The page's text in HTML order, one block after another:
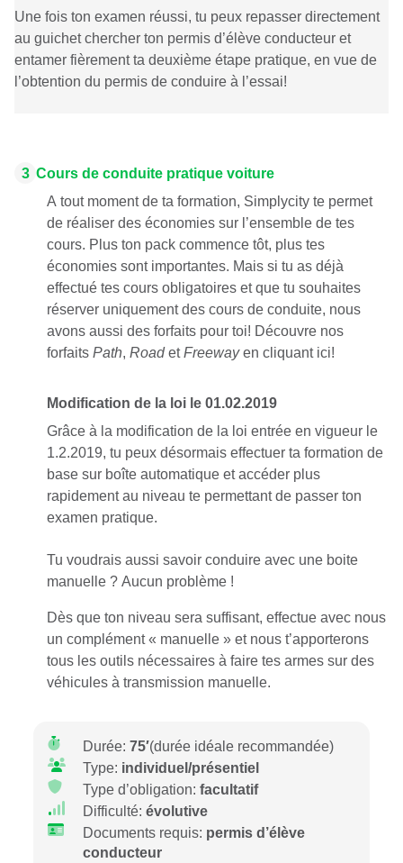
Une fois ton examen réussi, tu peux repasser directement
au guichet chercher ton permis d’élève conducteur et
entamer fièrement ta deuxième étape pratique, en vue de
l’obtention du permis de conduire à l’essai!
3 Cours de conduite pratique voiture
A tout moment de ta formation, Simplycity te permet
de réaliser des économies sur l’ensemble de tes
cours. Plus ton pack commence tôt, plus tes
économies sont importantes. Mais si tu as déjà
effectué tes cours obligatoires et que tu souhaites
réserver uniquement des cours de conduite, nous
avons aussi des forfaits pour toi! Découvre nos
forfaitsPath, RoadetFreewayen cliquant ici!
Modification de la loi le 01.02.2019
Grâce à la modification de la loi entrée en vigueur le
1.2.2019, tu peux désormais effectuer ta formation de
base sur boîte automatique et accéder plus
rapidement au niveau te permettant de passer ton
examen pratique.
Tu voudrais aussi savoir conduire avec une boite
manuelle ? Aucun problème !
Dès que ton niveau sera suffisant, effectue avec nous
un complément « manuelle » et nous t’apporterons
tous les outils nécessaires à faire tes armes sur des
véhicules à transmission manuelle.
Durée: 75′(durée idéale recommandée)
Type: individuel/présentiel
Type d’obligation: facultatif
Difficulté: évolutive
Documents requis: permis d’élève
conducteur